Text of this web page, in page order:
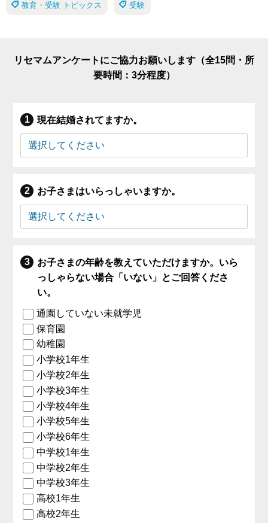
教育・受験 トピックス 受験
リセマムアンケートにご協力お願いします（全15問・所
要時間：3分程度）
現在結婚されてますか。
お子さまはいらっしゃいますか。
お子さまの年齢を教えていただけますか。いら
っしゃらない場合「いない」とご回答くださ
い。
通園していない未就学児
保育園
幼稚園
小学校1年生
小学校2年生
小学校3年生
小学校4年生
小学校5年生
小学校6年生
中学校1年生
中学校2年生
中学校3年生
高校1年生
高校2年生